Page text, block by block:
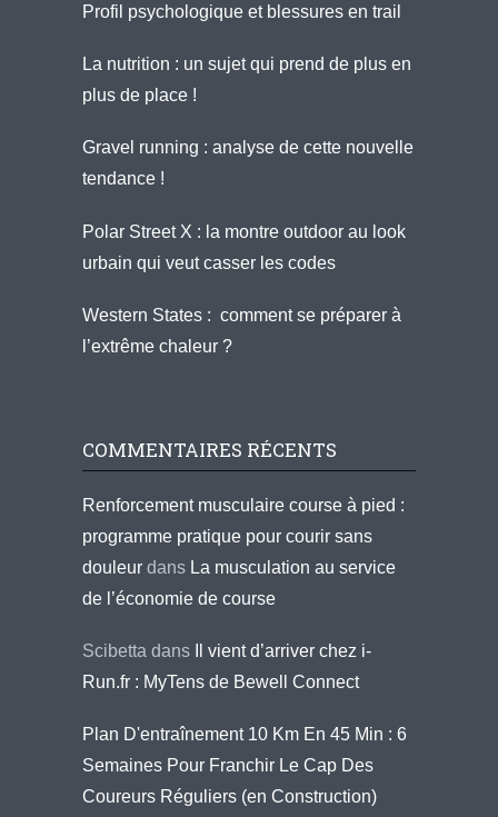
Profil psychologique et blessures en trail
La nutrition : un sujet qui prend de plus en
plus de place !
Gravel running : analyse de cette nouvelle
tendance !
Polar Street X : la montre outdoor au look
urbain qui veut casser les codes
Western States : comment se préparer à
l’extrême chaleur ?
COMMENTAIRES RÉCENTS
Renforcement musculaire course à pied :
programme pratique pour courir sans
douleur dans La musculation au service
de l’économie de course
Scibetta dans
Il vient d’arriver chez i-
Run.fr : MyTens de Bewell Connect
Plan D'entraînement 10 Km En 45 Min : 6
Semaines Pour Franchir Le Cap Des
Coureurs Réguliers (en Construction)